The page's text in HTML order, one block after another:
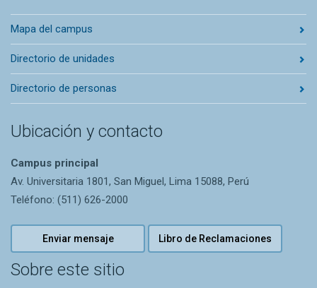
Mapa del campus
Directorio de unidades
Directorio de personas
Ubicación y contacto
Campus principal
Av. Universitaria 1801, San Miguel, Lima 15088, Perú
Teléfono: (511) 626-2000
Enviar mensaje Libro de Reclamaciones
Sobre este sitio